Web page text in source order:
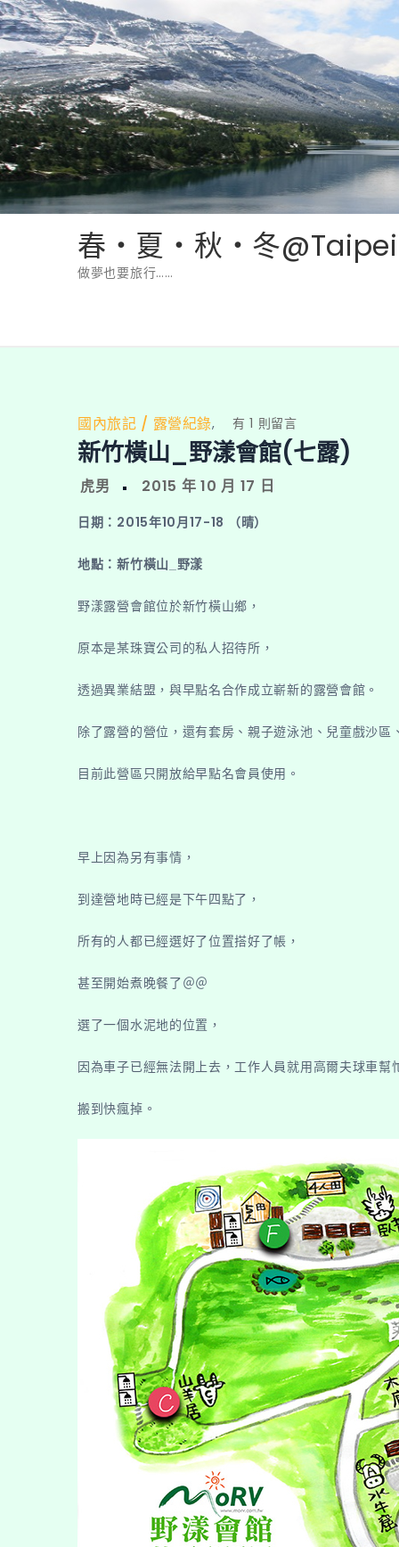
Skip
to
content
春‧夏‧秋‧冬
做夢也要旅行……
國內旅記 ,
露營紀錄
在
〈新
竹
橫
山
會
(七
中
有 1 則留言
新竹橫山_野漾會館(七露)
日期：2015年10月17-18 （晴）
地點：新竹橫山_野漾
野漾露營會館位於新竹橫山鄉，
原本是某珠寶公司的私人招待所，
透過異業結盟，與早點名合作成立嶄新的露營會館。
除了露營的營位，還有套房、親子遊泳池、兒童戲沙
目前此營區只開放給早點名會員使用。
早上因為另有事情，
到達營地時已經是下午四點了，
所有的人都已經選好了位置搭好了帳，
甚至開始煮晚餐了＠＠
選了一個水泥地的位置，
因為車子已經無法開上去，工作人員就用高爾夫球車幫
搬到快瘋掉。